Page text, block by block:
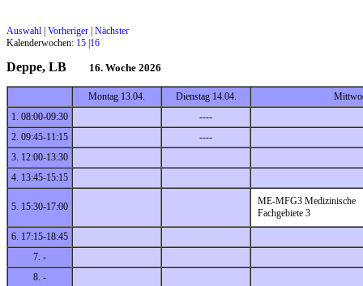
Auswahl Vorheriger Nächster
Kalenderwochen: 15 16
Deppe, LB 16. Woche 2026
Montag 13.04. Dienstag 14.04.
1. 08:00-09:30
----
2. 09:45-11:15
----
3. 12:00-13:30
4. 13:45-15:15
5. 15:30-17:00
ME-MFG3 Medizinische
Fachgebiete 3
6. 17:15-18:45
7. -
8. -